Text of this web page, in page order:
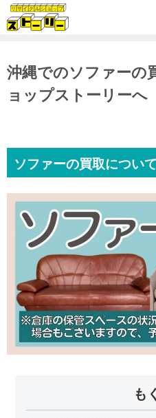
沖縄でのソファーの
ョップストーリーへ
ソファーの買取について
も